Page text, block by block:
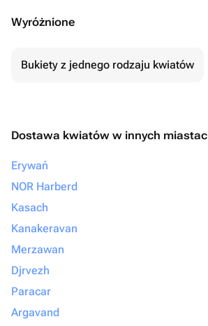
Wyróżnione
Bukiety z jednego rodzaju kwiatów
Dostawa kwiatów w innych
Erywań
NOR Harberd
Kasach
Kanakeravan
Merzawan
Djrvezh
Paracar
Argavand